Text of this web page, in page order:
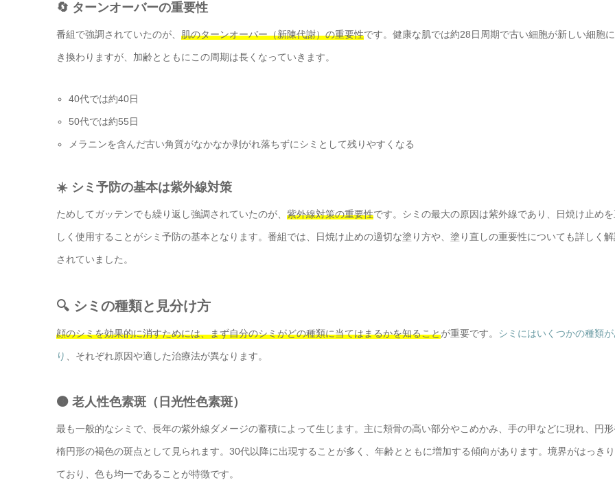
🔄 ターンオーバーの重要性
番組で強調されていたのが、 肌のターンオーバー（新陳代謝）の重要性です。健康な肌では約28日周期で古い細胞が新しい細胞
き換わりますが、加齢とともにこの周期は長くなっていきます。
40代では約40日
50代では約55日
メラニンを含んだ古い角質がなかなか剥がれ落ちずにシミとして残りやすくなる
☀️ シミ予防の基本は紫外線対策
ためしてガッテンでも繰り返し強調されていたのが、 紫外線対策の重要性です。シミの最大の原因は紫外線であり、日焼け止め
しく使用することがシミ予防の基本となります。番組では、日焼け止めの適切な塗り方や、塗り直しの重要性についても詳しく
されていました。
🔍 シミの種類と見分け方
顔のシミを効果的に消すためには、まず自分のシミがどの種類に当てはまるかを知ることが重要です。 シミにはいくつかの種類
り 、それぞれ原因や適した治療法が異なります。
🟤 老人性色素斑（日光性色素斑）
最も一般的なシミで、長年の紫外線ダメージの蓄積によって生じます。主に頬骨の高い部分やこめかみ、手の甲などに現れ、円
楕円形の褐色の斑点として見られます。30代以降に出現することが多く、年齢とともに増加する傾向があります。境界がはっき
ており、色も均一であることが特徴です。